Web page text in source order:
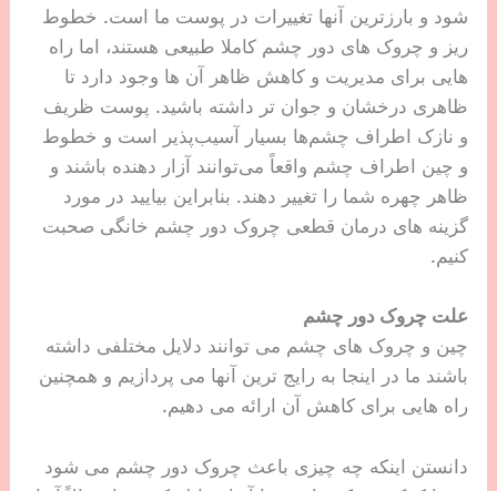
شود و بارزترین آنها تغییرات در پوست ما است. خطوط
ریز و چروک های دور چشم کاملا طبیعی هستند، اما راه
هایی برای مدیریت و کاهش ظاهر آن ها وجود دارد تا
ظاهری درخشان و جوان تر داشته باشید. پوست ظریف
و نازک اطراف چشم‌ها بسیار آسیب‌پذیر است و خطوط
و چین‌ اطراف چشم واقعاً می‌توانند آزار دهنده باشند و
ظاهر چهره شما را تغییر دهند. بنابراین بیایید در مورد
گزینه های درمان قطعی چروک دور چشم خانگی صحبت
کنیم.
علت چروک دور چشم
چین و چروک های چشم می توانند دلایل مختلفی داشته
باشند ما در اینجا به رایج ترین آنها می پردازیم و همچنین
راه هایی برای کاهش آن ارائه می دهیم.
دانستن اینکه چه چیزی باعث چروک دور چشم می شود